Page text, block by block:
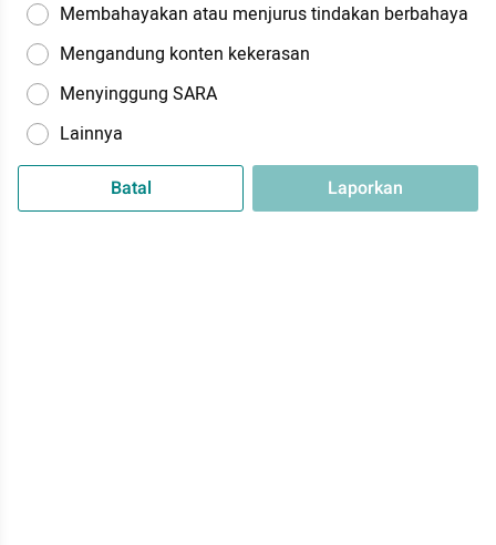
Membahayakan atau menjurus tindakan berbahaya
Mengandung konten kekerasan
Menyinggung SARA
Lainnya
Batal Laporkan